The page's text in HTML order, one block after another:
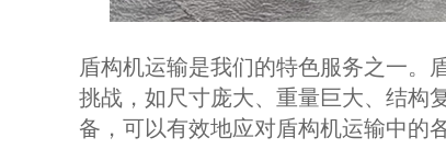
盾构机运输是我们的特色服务之一。
挑战，如尺寸庞大、重量巨大、结构
备，可以有效地应对盾构机运输中的